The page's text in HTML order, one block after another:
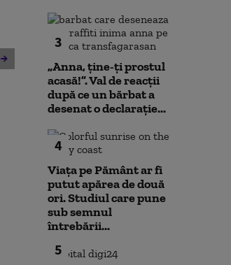
Noi verificări pe aeroportul
din Leipzig: sute de polițiști
caută o a doua dronă.
Varianta exclusă de
anchetatori
Societatea de
insolvența
3
„Anna, ţine-ţi prostul
acasă!”. Val de reacții
după ce un bărbat a
desenat o declarație...
4
Viața pe Pământ ar fi
putut apărea de două
ori. Studiul care pune
sub semnul
întrebării...
5